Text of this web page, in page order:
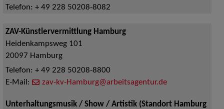
Telefon: + 49 228 50208-8082
ZAV-Künstlervermittlung Hamburg
Heidenkampsweg 101
20097 Hamburg
Telefon: + 49 228 50208-8800
E-Mail:
zav-kv-Hamburg@arbeitsagentur.de
Unterhaltungsmusik / Show / Artistik (Standort Hamburg